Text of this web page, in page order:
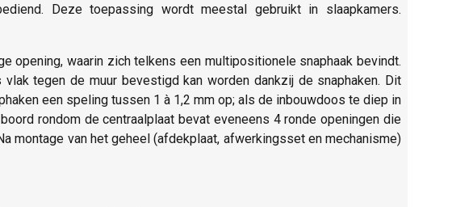
Deze toepassing wordt meestal gebruikt in slaapkamers.
opening, waarin zich telkens een multipositionele snaphaak bevindt.
tegen de muur bevestigd kan worden dankzij de snaphaken. Dit
een speling tussen 1 à 1,2 mm op; als de inbouwdoos te diep in
rondom de centraalplaat bevat eveneens 4 ronde openingen die
montage van het geheel (afdekplaat, afwerkingsset en mechanisme)